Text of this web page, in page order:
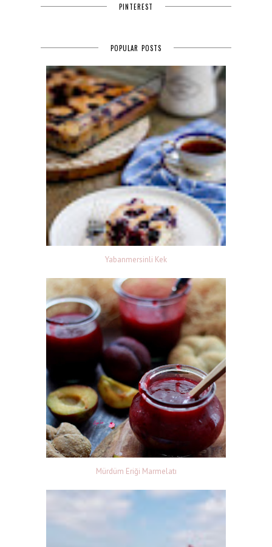
PINTEREST
POPULAR POSTS
Yabanmersinli Kek
Mürdüm Eriği Marmelatı